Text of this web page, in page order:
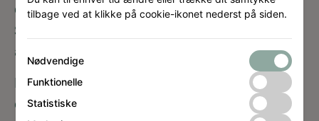
dagtilbudsbestyrelsen, ledelse af
Skansevejens skole og dagtilbud, samt
ansatte fra skolen og dagtilbuddet.
Bedømmelse og forhandling vil ske i foråret
og kontrakten med totalentreprenøren
tilbage ved at klikke på cookie-ikonet nederst på siden.
Nødvendige
Funktionelle
Statistiske